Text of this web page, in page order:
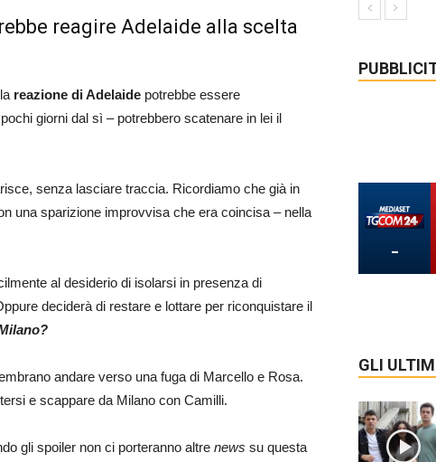
reagire Adelaide alla scelta
reazione di Adelaide potrebbe essere
giorni dal sì – potrebbero scatenare in lei il
senza lasciare traccia. Ricordiamo che già in
una sparizione improvvisa che era coincisa – nella
al desiderio di isolarsi in presenza di
deciderà di restare e lottare per riconquistare il
andare verso una fuga di Marcello e Rosa.
e scappare da Milano con Camilli.
gli spoiler non ci porteranno altre news su questa
-
GLI